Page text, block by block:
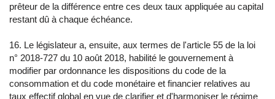
prêteur de la différence entre ces deux taux appliquée au capital
restant dû à chaque échéance.
16. Le législateur a, ensuite, aux termes de l'article 55 de la loi
n° 2018-727 du 10 août 2018, habilité le gouvernement à
modifier par ordonnance les dispositions du code de la
consommation et du code monétaire et financier relatives au
taux effectif global en vue de clarifier et d'harmoniser le régime